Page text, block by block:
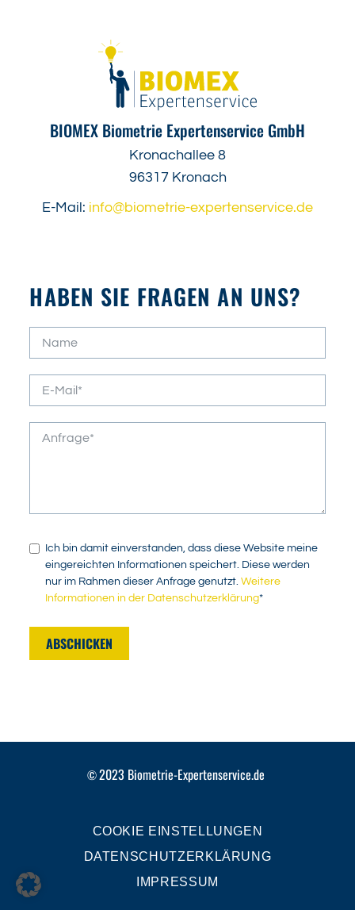
BIOMEX Biometrie Expertenservice GmbH
Kronachallee 8
96317 Kronach
E-Mail: info@biometrie-expertenservice.de
HABEN SIE FRAGEN AN UNS?
Ich bin damit einverstanden, dass diese Website meine
eingereichten Informationen speichert. Diese werden
nur im Rahmen dieser Anfrage genutzt.Weitere
Informationen in der Datenschutzerklärung*
ABSCHICKEN
©2023 Biometrie-Expertenservice.de
COOKIE EINSTELLUNGEN
DATENSCHUTZERKLÄRUNG
IMPRESSUM